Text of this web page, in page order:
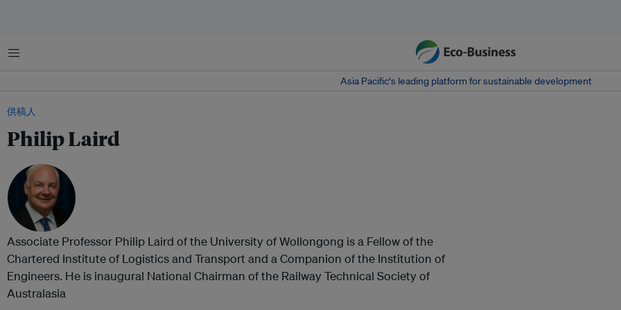
菜单
Asia Pacific‘s leading platform for sustainable development
供稿人
Philip Laird
Associate Professor Philip Laird of the University of Wollongong is a Fellow of the
Chartered Institute of Logistics and Transport and a Companion of the Institution of
Engineers. He is inaugural National Chairman of the Railway Technical Society of
Australasia